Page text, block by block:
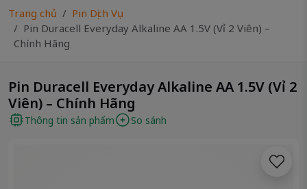
Trang chủ
Pin Dịch Vụ
Pin Duracell Everyday Alkaline AA 1.5V (Vỉ 2 Viên) –
Chính Hãng
Pin Duracell Everyday Alkaline AA 1.5V (Vỉ 2
Viên) – Chính Hãng
Thông tin sản phẩm So sánh